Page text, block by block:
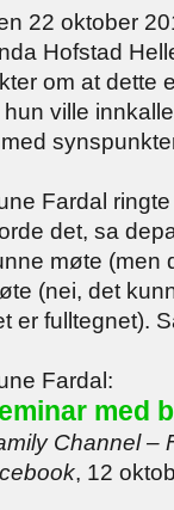
22 oktober
Hofstad
om at dette
hun ville
Fardal
det, sa
møte (men
(nei, det
er fulltegnet).
Fardal:
med
Channel –
, 12